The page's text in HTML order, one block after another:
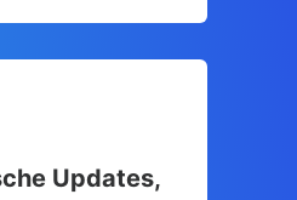
Updates,